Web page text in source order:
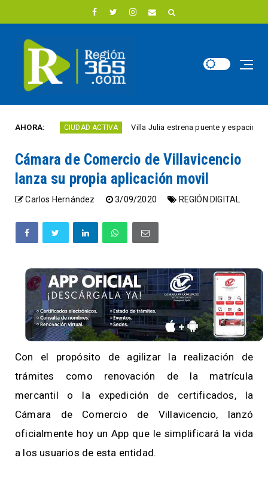
AHORA:CIUDAD ACTIVA Villa Julia estrena puente y espacios
Cámara de Comercio de Villavicencio
lanza su propia aplicación movil
Carlos Hernández 3/09/2020 REGIÓN DIGITAL
Con el propósito de agilizar la realización de
trámites como renovación de la matrícula
mercantil o la expedición de certificados, la
Cámara de Comercio de Villavicencio, lanzó
oficialmente hoy un App que le simplificará la vida
a los usuarios de esta entidad.